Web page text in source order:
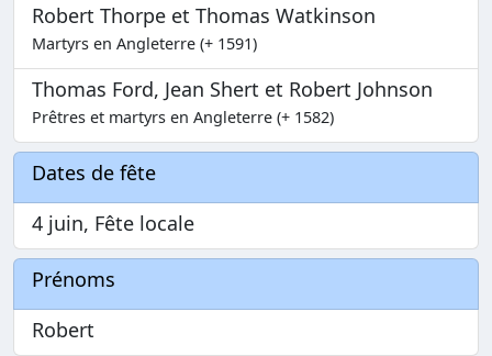
Robert Thorpe et Thomas Watkinson
Martyrs en Angleterre (+ 1591)
Thomas Ford, Jean Shert et Robert Johnson
Prêtres et martyrs en Angleterre (+ 1582)
Dates de fête
4 juin, Fête locale
Prénoms
Robert